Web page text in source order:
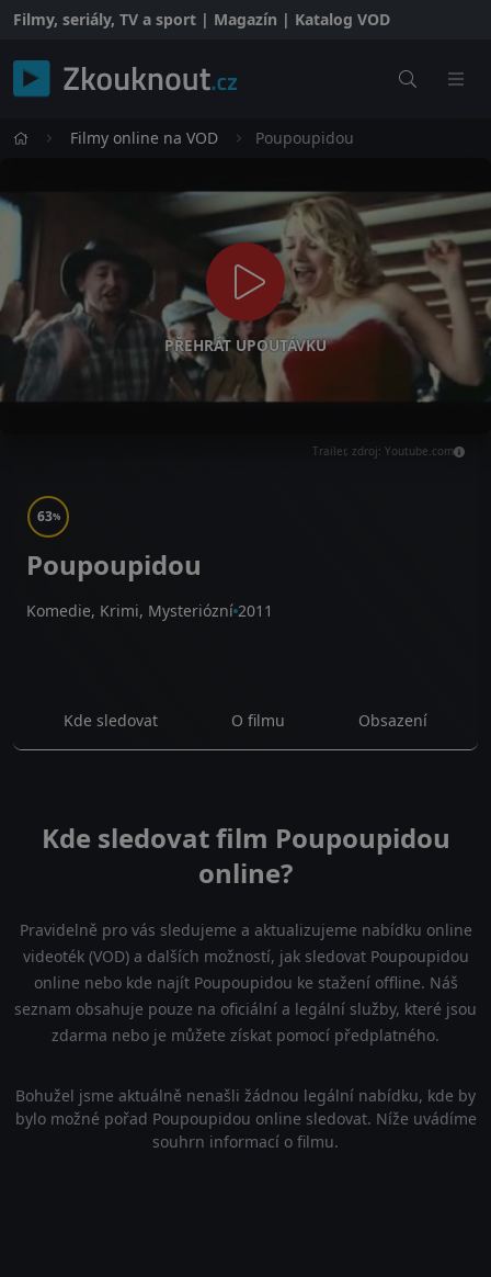
Filmy, seriály, TV a sport | Magazín | Katalog VOD
Filmy online na VOD Poupoupidou
PŘEHRÁT UPOUTÁVKU
Trailer, zdroj: Youtube.com
63%
Poupoupidou
Komedie, Krimi, Mysteriózní 2011
Kde sledovat O filmu Obsazení
Kde sledovat film Poupoupidou
online?
Pravidelně pro vás sledujeme a aktualizujeme nabídku online
videoték (VOD) a dalších možností, jak sledovat Poupoupidou
online nebo kde najít Poupoupidou ke stažení offline. Náš
seznam obsahuje pouze na oficiální a legální služby, které jsou
zdarma nebo je můžete získat pomocí předplatného.
Bohužel jsme aktuálně nenašli žádnou legální nabídku, kde by
bylo možné pořad Poupoupidou online sledovat. Níže uvádíme
souhrn informací o filmu.